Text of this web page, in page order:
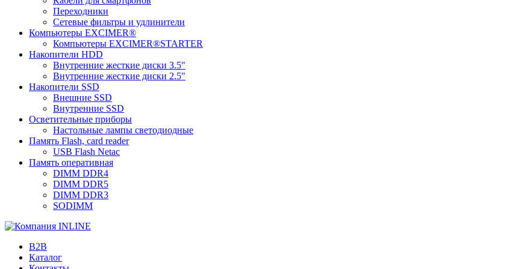
Переходники
Сетевые фильтры и удлинители
Компьютеры EXCIMER®
Компьютеры EXCIMER®STARTER
Накопители HDD
Внутренние жесткие диски 3.5"
Внутренние жесткие диски 2.5"
Накопители SSD
Внешние SSD
Внутренние SSD
Осветительные приборы
Настольные лампы светодиодные
Память Flash, card reader
USB Flash Netac
Память оперативная
DIMM DDR4
DIMM DDR5
DIMM DDR3
SODIMM
B2B
Каталог